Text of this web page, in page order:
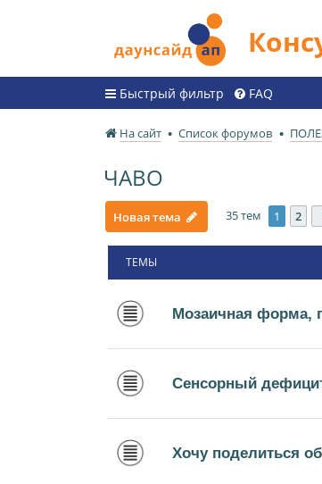
Быстрый фильтр FAQ
На сайт Список форумов
ЧАВО
Новая тема 35 тем 1 2
ТЕМЫ
Мозаичная форма,
Сенсорный
Хочу поделиться